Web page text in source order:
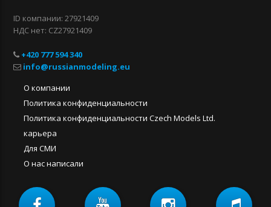
ID компании: 27921409
НДС нет: CZ27921409
+420 777 594 340
О компании
Политика конфиденциальности
Политика конфиденциальности Czech Models Ltd.
карьера
Для СМИ
О нас написали